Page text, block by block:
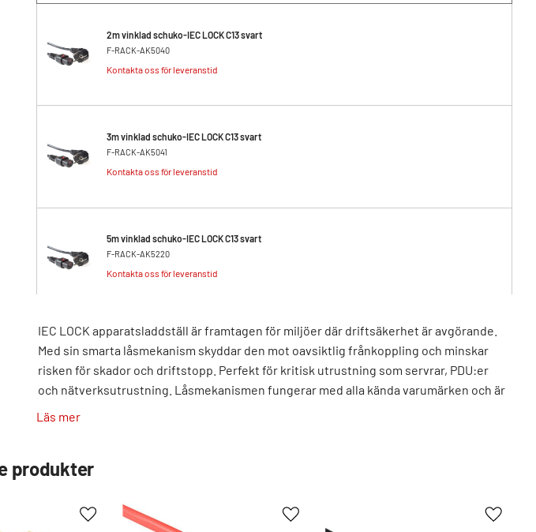
2m vinklad schuko-IEC LOCK C13 svart
F-RACK-AK5040
Kontakta oss för leveranstid
3m vinklad schuko-IEC LOCK C13 svart
F-RACK-AK5041
Kontakta oss för leveranstid
5m vinklad schuko-IEC LOCK C13 svart
F-RACK-AK5220
Kontakta oss för leveranstid
IEC LOCK apparatsladdställ är framtagen för miljöer där driftsäkerhet är avgörande.
Med sin smarta låsmekanism skyddar den mot oavsiktlig frånkoppling och minskar
risken för skador och driftstopp. Perfekt för kritisk utrustning som servrar, PDU:er
och nätverksutrustning. Låsmekanismen fungerar med alla kända varumärken och är
ett flexibelt val för datacenter och andra professionella IT-miljöer.
Maxbelastning:
Kontakttyp:
C13, CEE 7/7
Läs mer
produkter
Lägg till i favoriter Lägg till i favoriter Lägg